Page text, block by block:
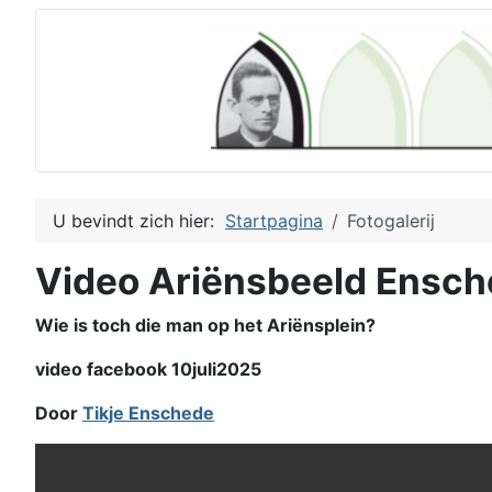
U bevindt zich hier: Startpagina Fotogalerij
Video Ariënsbeeld
Wie is toch die man op het Ariënsplein?
video facebook 10juli2025
Door Tikje Enschede